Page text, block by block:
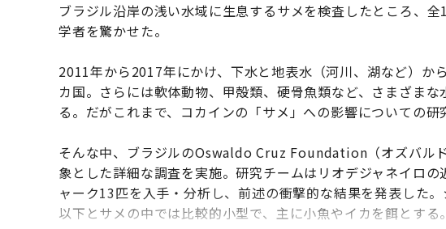
ブラジル沿岸の浅い水域に生息するサメを検査したところ、
学者を驚かせた。
2011年から2017年にかけ、下水と地表水（河川、湖など）か
カ国。さらには軟体動物、甲殻類、硬骨魚類など、さまざま
る。だがこれまで、コカインの「サメ」への影響についての研
そんな中、ブラジルのOswaldo Cruz Foundation（オズバル
象とした詳細な調査を実施。研究チームはリオデジャネイロ
ャーク13匹を入手・分析し、前述の衝撃的な結果を発表した
以下とサメの中では比較的小型で、主に小魚やイカを餌とする。